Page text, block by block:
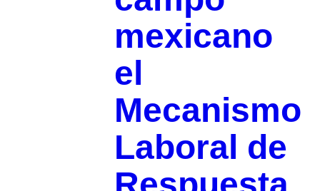
mexicano
el
Mecanismo
Laboral de